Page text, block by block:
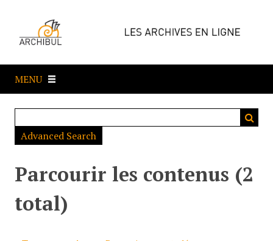
e
a
MENU
Advanced Search
Parcourir les contenus (2
total)